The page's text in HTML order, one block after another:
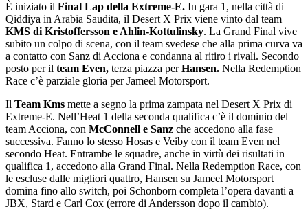
È iniziato il Final Lap della Extreme-E. In gara 1, nella città di
Qiddiya in Arabia Saudita, il Desert X Prix viene vinto dal team
KMS di Kristoffersson e Ahlin-Kottulinsky. La Grand Final vive
subito un colpo di scena, con il team svedese che alla prima curva va
a contatto con Sanz di Acciona e condanna al ritiro i rivali. Secondo
posto per il team Even, terza piazza perHansen. Nella Redemption
Race c’è parziale gloria per Jameel Motorsport.
Il Team Kms mette a segno la prima zampata nel Desert X Prix di
Extreme-E. Nell’Heat 1 della seconda qualifica c’è il dominio del
team Acciona, con McConnell e Sanz che accedono alla fase
successiva. Fanno lo stesso Hosas e Veiby con il team Even nel
secondo Heat. Entrambe le squadre, anche in virtù dei risultati in
qualifica 1, accedono alla Grand Final. Nella Redemption Race, con
le escluse dalle migliori quattro, Hansen su Jameel Motorsport
domina fino allo switch, poi Schonborn completa l’opera davanti a
JBX, Stard e Carl Cox (errore di Andersson dopo il cambio).